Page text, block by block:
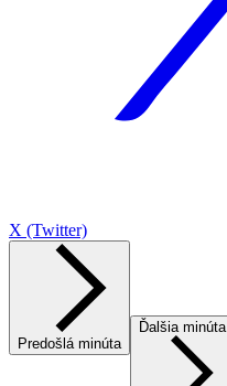
X (Twitter)
Predošlá minúta
Ďalšia minúta